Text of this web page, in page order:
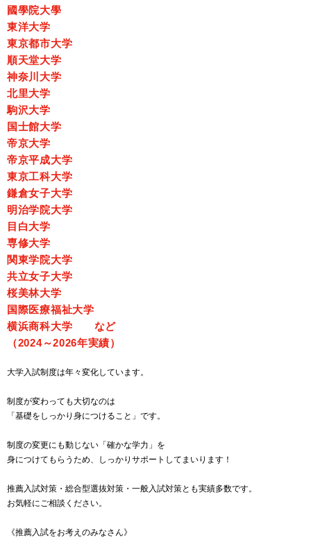
國學院大學
東洋大学
東京都市大学
順天堂大学
神奈川大学
北里大学
駒沢大学
国士館大学
帝京大学
帝京平成大学
東京工科大学
鎌倉女子大学
明治学院大学
目白大学
専修大学
関東学院大学
共立女子大学
桜美林大学
国際医療福祉大学
横浜商科大学 など
（2024～2026年実績）
大学入試制度は年々変化しています。
制度が変わっても大切なのは
「基礎をしっかり身につけること」です。
制度の変更にも動じない「確かな学力」を
身につけてもらうため、しっかりサポートしてまいります！
推薦入試対策・総合型選抜対策・一般入試対策とも実績多数です。
お気軽にご相談ください。
《推薦入試をお考えのみなさん》